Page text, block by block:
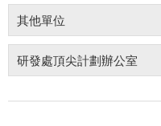
其他單位
研發處頂尖計劃辦公室